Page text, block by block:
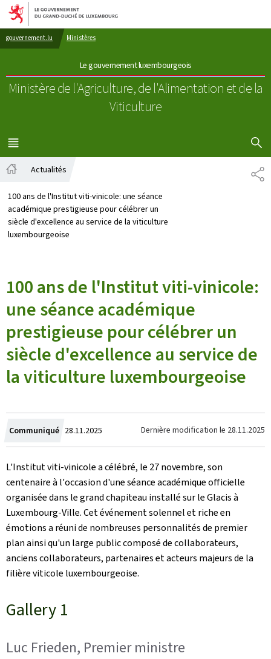
Aller au menu principal
Aller au contenu
gouvernement.lu Ministères
Le gouvernement luxembourgeois
Ministère de l'Agriculture, de l'Alimentation et de la
Viticulture
MENU
PRINCIPAL
Actualités
100 ans de l'Institut viti-vinicole: une séance
académique prestigieuse pour célébrer un
siècle d'excellence au service de la viticulture
luxembourgeoise
100 ans de l'Institut viti-vinicole:
une séance académique
prestigieuse pour célébrer un
siècle d'excellence au service de
la viticulture luxembourgeoise
Communiqué Crée
le
28.11.2025 Dernière modification le 28.11.2025
L'Institut viti-vinicole a célébré, le 27 novembre, son
centenaire à l'occasion d'une séance académique officielle
organisée dans le grand chapiteau installé sur le Glacis à
Luxembourg-Ville. Cet événement solennel et riche en
émotions a réuni de nombreuses personnalités de premier
plan ainsi qu'un large public composé de collaborateurs,
anciens collaborateurs, partenaires et acteurs majeurs de la
filière viticole luxembourgeoise.
Gallery 1
Luc Frieden, Premier ministre